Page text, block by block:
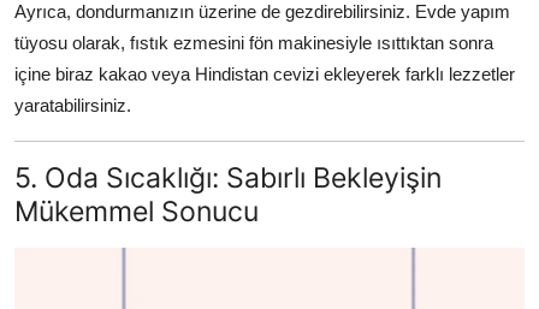
Ayrıca, dondurmanızın üzerine de gezdirebilirsiniz. Evde yapım
tüyosu olarak, fıstık ezmesini fön makinesiyle ısıttıktan sonra
içine biraz kakao veya Hindistan cevizi ekleyerek farklı lezzetler
yaratabilirsiniz.
5. Oda Sıcaklığı: Sabırlı Bekleyişin
Mükemmel Sonucu